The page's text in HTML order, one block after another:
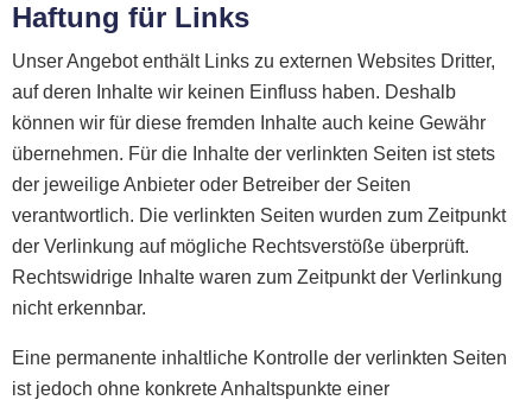
Haftung für Links
Unser Angebot enthält Links zu externen Websites Dritter,
auf deren Inhalte wir keinen Einfluss haben. Deshalb
können wir für diese fremden Inhalte auch keine Gewähr
übernehmen. Für die Inhalte der verlinkten Seiten ist stets
der jeweilige Anbieter oder Betreiber der Seiten
verantwortlich. Die verlinkten Seiten wurden zum Zeitpunkt
der Verlinkung auf mögliche Rechtsverstöße überprüft.
Rechtswidrige Inhalte waren zum Zeitpunkt der Verlinkung
nicht erkennbar.
Eine permanente inhaltliche Kontrolle der verlinkten Seiten
ist jedoch ohne konkrete Anhaltspunkte einer